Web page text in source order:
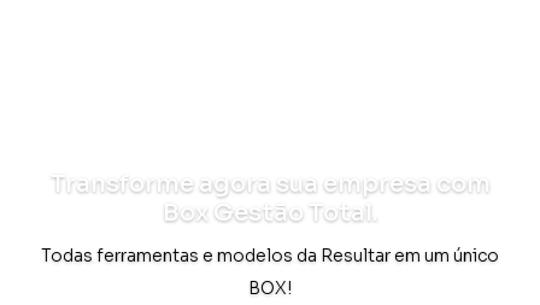
Transforme agora sua empresa com
Box Gestão Total.
Todas ferramentas e modelos da Resultar em um único
BOX!